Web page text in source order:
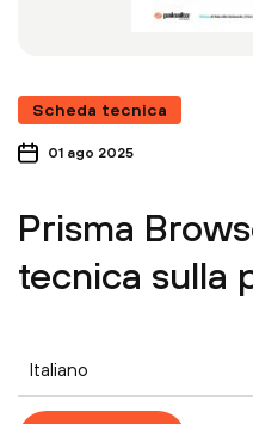
Scheda tecnica
01 ago 2025
Prisma
tecnica sulla
Italiano